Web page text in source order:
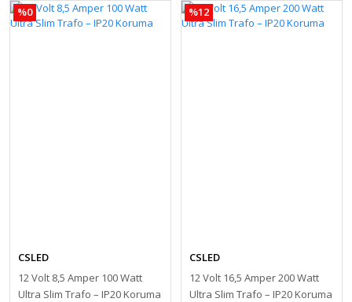
%0
CSLED
12 Volt 8,5 Amper 100 Watt
Ultra Slim Trafo – IP20 Koruma
%12
CSLED
12 Volt 16,5 Amper 200 Watt
Ultra Slim Trafo – IP20 Koruma